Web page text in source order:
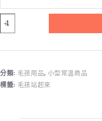
起
｜
五
分類: 毛孩用品, 小型常溫商品
標籤: 毛孩站起來